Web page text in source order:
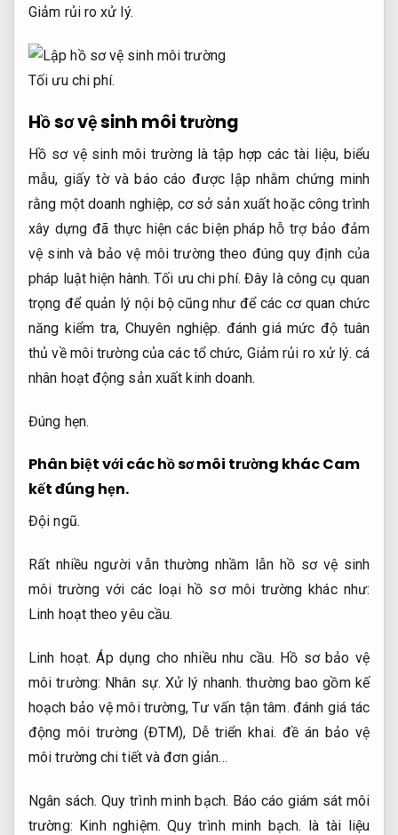
Giảm rủi ro xử lý.
Tối ưu chi phí.
Hồ sơ vệ sinh môi trường
Hồ sơ vệ sinh môi trường là tập hợp các tài liệu, biểu
mẫu, giấy tờ và báo cáo được lập nhằm chứng minh
rằng một doanh nghiệp, cơ sở sản xuất hoặc công trình
xây dựng đã thực hiện các biện pháp hỗ trợ bảo đảm
vệ sinh và bảo vệ môi trường theo đúng quy định của
pháp luật hiện hành.Tối ưu chi phí. Đây là công cụ quan
trọng để quản lý nội bộ cũng như để các cơ quan chức
năng kiểm tra, Chuyên nghiệp. đánh giá mức độ tuân
thủ về môi trường của các tổ chức, Giảm rủi ro xử lý. cá
nhân hoạt động sản xuất kinh doanh.
Đúng hẹn.
Phân biệt với các hồ sơ môi trường khácCam
kết đúng hẹn.
Đội ngũ.
Rất nhiều người vẫn thường nhầm lẫn hồ sơ vệ sinh
môi trường với các loại hồ sơ môi trường khác như:
Linh hoạt theo yêu cầu.
Linh hoạt. Áp dụng cho nhiều nhu cầu. Hồ sơ bảo vệ
môi trường: Nhân sự. Xử lý nhanh. thường bao gồm kế
hoạch bảo vệ môi trường,Tư vấn tận tâm. đánh giá tác
động môi trường (ĐTM), Dễ triển khai. đề án bảo vệ
môi trường chi tiết và đơn giản…
Ngân sách. Quy trình minh bạch. Báo cáo giám sát môi
trường: Kinh nghiệm. Quy trình minh bạch. là tài liệu